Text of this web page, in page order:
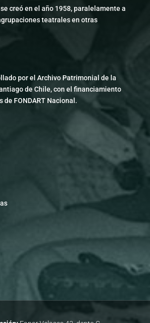
creó en el año 1958, paralelamente a
teatrales en otras
por el Archivo Patrimonial de la
de Chile, con el financiamiento
de FONDART Nacional.